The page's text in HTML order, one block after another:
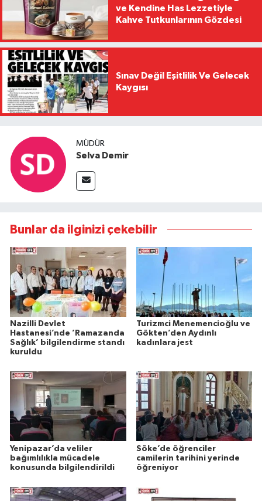
ve Kendine Has Lezzetiyle
Kahve Tutkunlarının Gözdesi
Sınav Değil Eşitlilik Ve Gelecek
Kaygısı
MÜDÜR
Selva Demir
Bunlar da ilginizi çekebilir
Nazilli Devlet
Hastanesi’nde ’Ramazanda
Sağlık’ bilgilendirme standı
kuruldu
Turizmci Menemencioğlu ve
Gökten’den Aydınlı
kadınlara jest
Yenipazar’da veliler
bağımlılıkla mücadele
konusunda bilgilendirildi
Söke’de öğrenciler
camilerin tarihini yerinde
öğreniyor